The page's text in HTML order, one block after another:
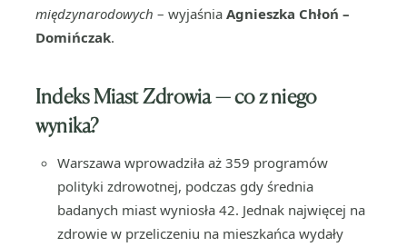
międzynarodowych – wyjaśnia Agnieszka Chłoń –
Domińczak.
Indeks Miast Zdrowia — co z niego
wynika?
Warszawa wprowadziła aż 359 programów
polityki zdrowotnej, podczas gdy średnia
badanych miast wyniosła 42. Jednak najwięcej na
zdrowie w przeliczeniu na mieszkańca wydały